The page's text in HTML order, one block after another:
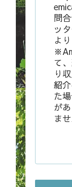
問
ッ
よ
て
り
紹
た
が
ませ